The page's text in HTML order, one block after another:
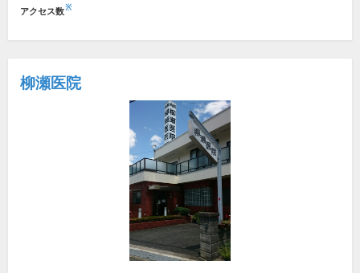
アクセス数※
柳瀬医院